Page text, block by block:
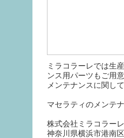
ミラコラーレでは生
ンス用パーツもご用
メンテナンスに関し
マセラティのメンテ
株式会社ミラコラーレ
神奈川県横浜市港南